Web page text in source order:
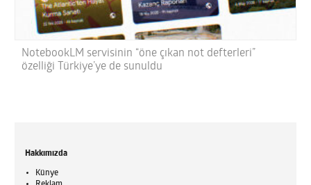
NotebookLM servisinin “öne çıkan not defterleri”
özelliği Türkiye’ye de sunuldu
Hakkımızda
Künye